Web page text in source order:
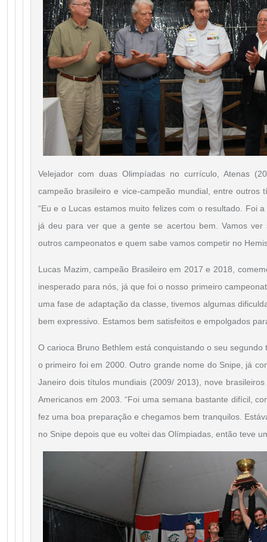
Velejador com duas Olimpíadas no currículo, Atenas
campeão brasileiro e vice-campeão mundial, entre outros
“Eu e o Lucas estamos muito felizes com o resultado. Foi
já deu para ver que a gente se acertou bem. Vamos ver
outros campeonatos e quem sabe vamos competir no
Lucas Mazim, campeão Brasileiro em 2017 e 2018,
inesperado para nós, já que foi o nosso primeiro
uma fase de adaptação da classe, tivemos algumas
bem expressivo. Estamos bem satisfeitos e empolgados
O carioca Bruno Bethlem está conquistando o seu
o primeiro foi em 2000. Outro grande nome do Snipe, já
Janeiro dois títulos mundiais (2009/ 2013), nove
Americanos em 2003. “Foi uma semana bastante difícil,
fez uma boa preparação e chegamos bem tranquilos.
no Snipe depois que eu voltei das Olímpiadas, então teve